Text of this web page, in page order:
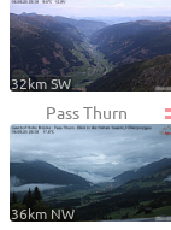
32km SW
Pass Thurn
36km NW